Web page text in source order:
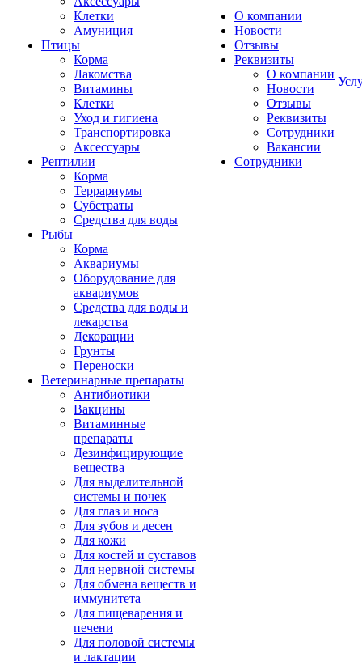
Клетки
Амуниция
Птицы
Корма
Лакомства
Витамины
Клетки
Уход и гигиена
Транспортировка
Аксессуары
Рептилии
Корма
Террариумы
Субстраты
Средства для воды
Рыбы
Корма
Аквариумы
Оборудование для
аквариумов
Средства для воды и
лекарства
Декорации
Грунты
Переноски
Ветеринарные препараты
Антибиотики
Вакцины
Витаминные
препараты
Дезинфицирующие
вещества
Для выделительной
системы и почек
Для глаз и носа
Для зубов и десен
Для кожи
Для костей и суставов
Для нервной системы
Для обмена веществ и
иммунитета
Для пищеварения и
печени
Для половой системы
и лактации
О компании
Новости
Отзывы
Реквизиты
О компании
Новости
Отзывы
Реквизиты
Сотрудники
Вакансии
Сотрудники